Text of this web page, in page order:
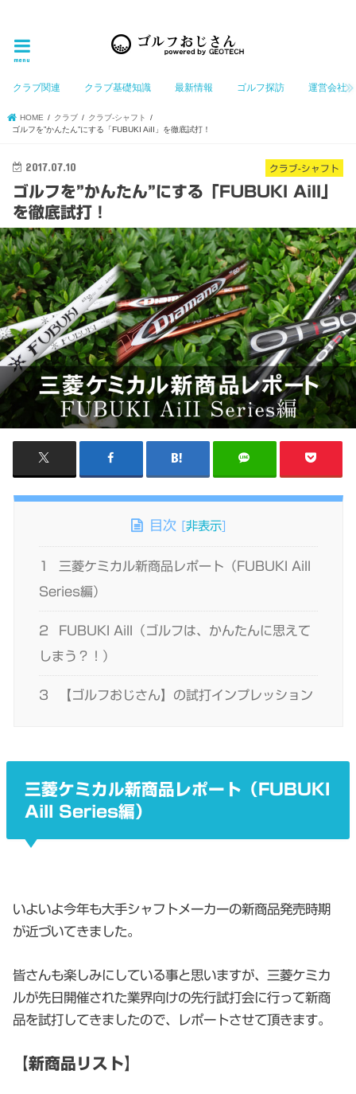
menu
クラブ関連 クラブ基礎知識 最新情報 ゴルフ探訪 運営会社
HOME クラブ
クラブ-シャフト
ゴルフを”かんたん”にする「FUBUKI AiII」を徹底試打！
クラブ-シャフト
2017.07.10
ゴルフを”かんたん”にする「FUBUKI AiII」
を徹底試打！
目次 [非表示
1
三菱ケミカル新商品レポート（FUBUKI AiII
Series編）
2
FUBUKI AiII（ゴルフは、かんたんに思えて
しまう？！）
3 【ゴルフおじさん】の試打インプレッション
三菱ケミカル新商品レポート（FUBUKI
AiII Series編）
いよいよ今年も大手シャフトメーカーの新商品発売時期
が近づいてきました。
皆さんも楽しみにしている事と思いますが、三菱ケミカ
ルが先日開催された業界向けの先行試打会に行って新商
品を試打してきましたので、レポートさせて頂きます。
【新商品リスト】